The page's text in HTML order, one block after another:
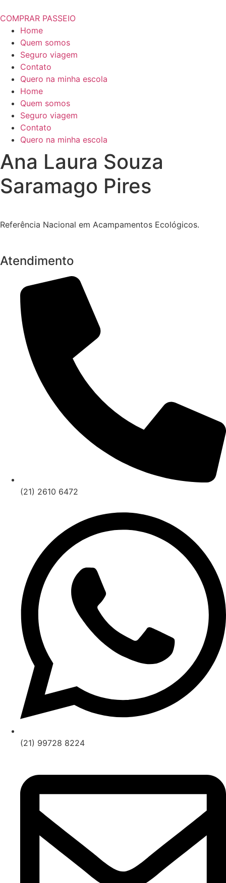
COMPRAR PASSEIO
Home
Quem somos
Seguro viagem
Contato
Quero na minha escola
Home
Quem somos
Seguro viagem
Contato
Quero na minha escola
Ana Laura Souza
Saramago Pires
Referência Nacional em Acampamentos Ecológicos.
Atendimento
(21) 2610 6472
(21) 99728 8224